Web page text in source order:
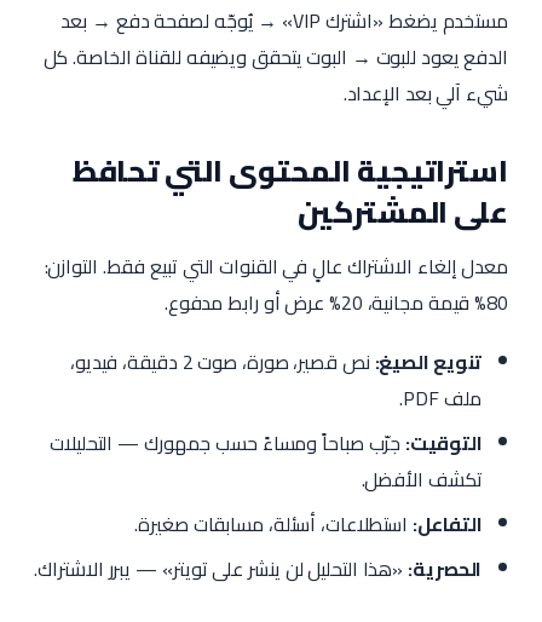
مستخدم يضغط «اشترك VIP» → يُوجّه لصفحة دفع → بعد
الدفع يعود للبوت → البوت يتحقق ويضيفه للقناة الخاصة. كل
شيء آلي بعد الإعداد.
استراتيجية المحتوى التي تحافظ
على المشتركين
معدل إلغاء الاشتراك عالٍ في القنوات التي تبيع فقط. التوازن:
80% قيمة مجانية، 20% عرض أو رابط مدفوع.
تنويع الصيغ:
نص قصير، صورة، صوت 2 دقيقة، فيديو،
ملف PDF.
التوقيت: جرّب صباحاً ومساءً حسب جمهورك — التحليلات
تكشف الأفضل.
التفاعل: استطلاعات، أسئلة، مسابقات صغيرة.
الحصرية: «هذا التحليل لن ينشر على تويتر» — يبرر الاشتراك.